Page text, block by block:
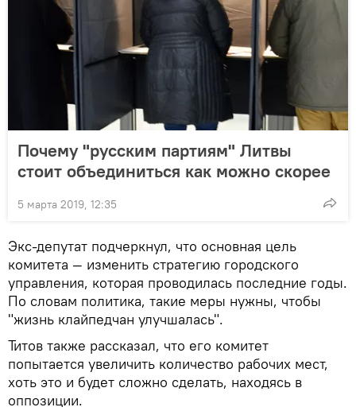
Почему "русским партиям" Литвы
стоит объединиться как можно скорее
5 марта 2019, 12:35
Экс-депутат подчеркнул, что основная цель
комитета — изменить стратегию городского
управления, которая проводилась последние годы.
По словам политика, такие меры нужны, чтобы
"жизнь клайпедчан улучшалась".
Титов также рассказал, что его комитет
попытается увеличить количество рабочих мест,
хоть это и будет сложно сделать, находясь в
оппозиции.